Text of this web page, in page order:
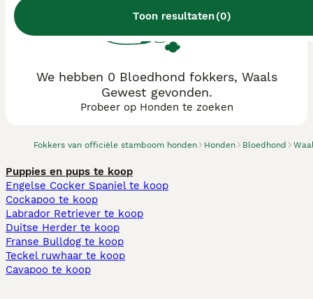
Toon resultaten(0)
Fokkers van officiële stamboom honden Honden Bloedhond
We hebben 0 Bloedhond fokkers, Waals
Gewest gevonden.
Probeer op Honden te zoeken
Puppies en pups te koop
Engelse Cocker Spaniel te koop
Cockapoo te koop
Labrador Retriever te koop
Duitse Herder te koop
Franse Bulldog te koop
Teckel ruwhaar te koop
Cavapoo te koop